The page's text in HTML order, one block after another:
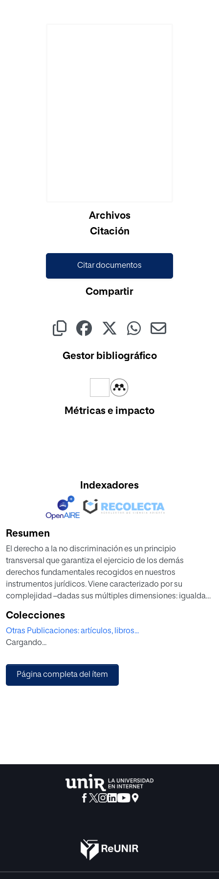
Archivos
Citación
Citar documentos
Compartir
Gestor bibliográfico
Métricas e impacto
Indexadores
Resumen
El derecho a la no discriminación es un principio
transversal que garantiza el ejercicio de los demás
derechos fundamentales recogidos en nuestros
instrumentos jurídicos. Viene caracterizado por su
complejidad –dadas sus múltiples dimensiones: igualdad
estructurales – y carácter multidisciplinar.
Así pues, y sentada la base de que la discriminación
permite establecer diferencias siempre que estas estén
analiza que el objetivo que tal distinción persigue es que
las resoluciones de los conflictos aporten claridad y
Colecciones
Otras Publicaciones: artículos, libros...
Cargando...
Página completa del ítem